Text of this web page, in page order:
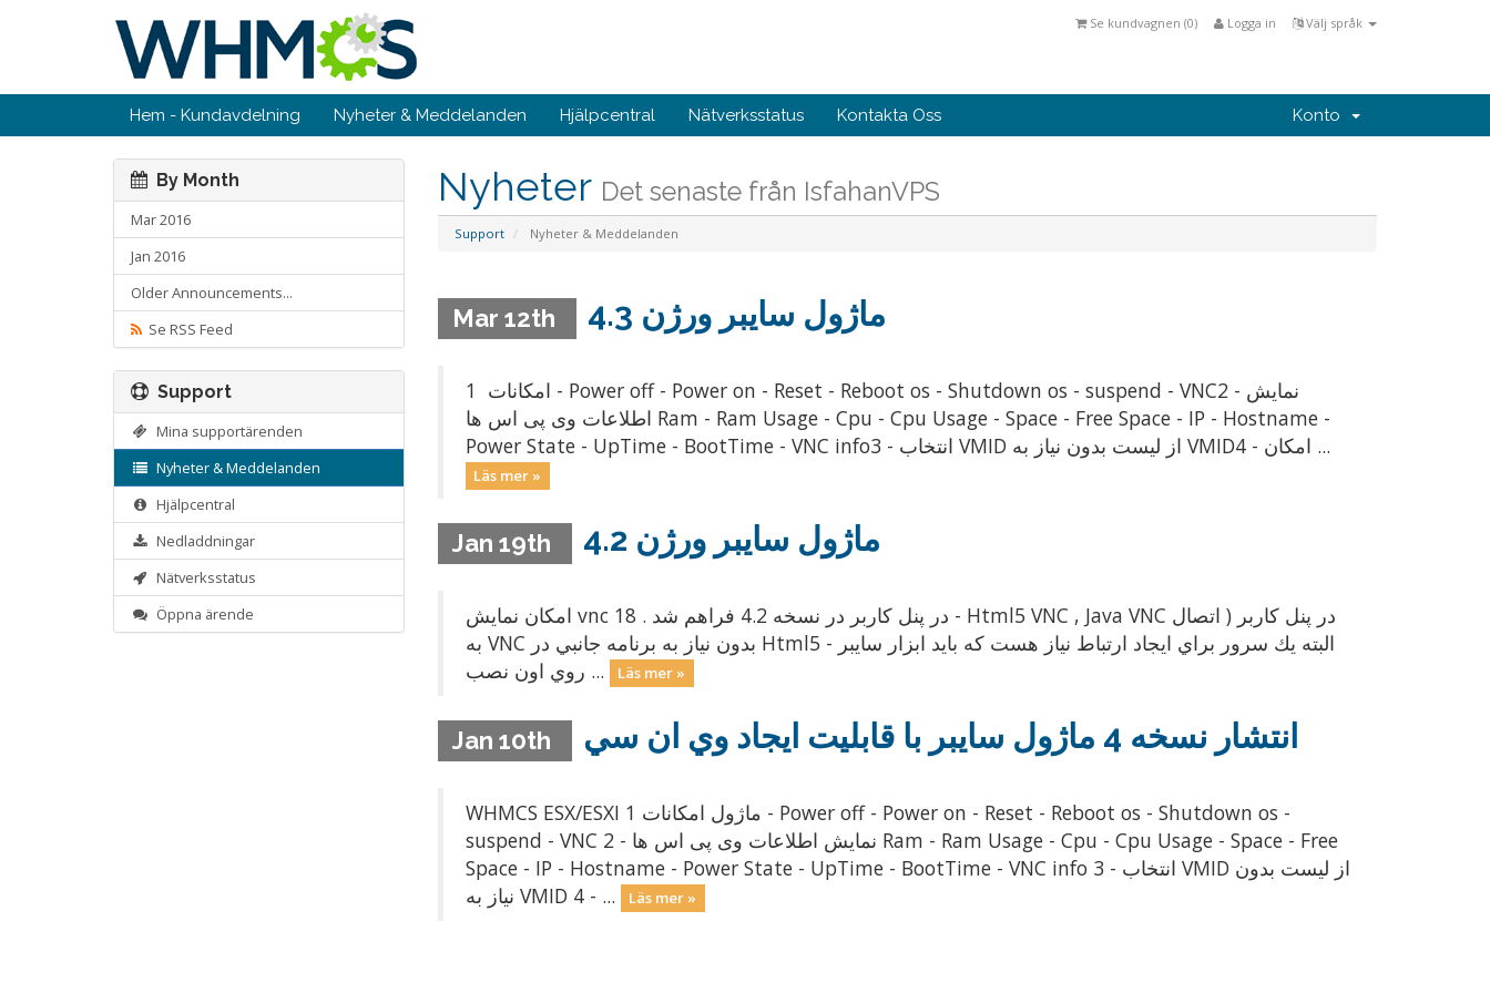
Välj språk
Logga in
Se kundvagnen (0)
Hem - Kundavdelning Nyheter & Meddelanden Hjälpcentral Nätverksstatus Kontakta Oss Konto
Nyheter Det senaste från IsfahanVPS
Support Nyheter & Meddelanden
By Month
Mar 2016
Jan 2016
Older Announcements...
Se RSS Feed
Mar 12th ماژول سايبر ورژن 4.3
امکانات 1 - Power off - Power on - Reset - Reboot os - Shutdown os - suspend - VNC2 - نمایش
اطلاعات وی پی اس ها Ram - Ram Usage - Cpu - Cpu Usage - Space - Free Space - IP - Hostname -
Power State - UpTime - BootTime - VNC info3 - انتخاب VMID از لیست بدون نياز به VMID4 - امکان ...
Läs mer »
Jan 19th ماژول سايبر ورژن 4.2
امكان نمايش vnc در پنل كاربر در نسخه 4.2 فراهم شد . 18 - Html5 VNC , Java VNC در پنل كاربر ( اتصال
به VNC بدون نياز به برنامه جانبي در Html5 - البته يك سرور براي ايجاد ارتباط نياز هست كه بايد ابزار سايبر
روي اون نصب ...
Läs mer »
Jan 10th انتشار نسخه 4 ماژول سايبر با قابليت ايجاد وي ان سي
WHMCS ESX/ESXI ماژول امکانات 1 - Power off - Power on - Reset - Reboot os - Shutdown os -
suspend - VNC 2 - نمایش اطلاعات وی پی اس ها Ram - Ram Usage - Cpu - Cpu Usage - Space - Free
Space - IP - Hostname - Power State - UpTime - BootTime - VNC info 3 - انتخاب VMID از لیست بدون
نياز به VMID 4 - ...
Läs mer »
Support
Mina supportärenden
Nyheter & Meddelanden
Hjälpcentral
Nedladdningar
Nätverksstatus
Öppna ärende